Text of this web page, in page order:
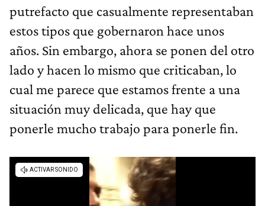
putrefacto que casualmente representaban
estos tipos que gobernaron hace unos
años. Sin embargo, ahora se ponen del otro
lado y hacen lo mismo que criticaban, lo
cual me parece que estamos frente a una
situación muy delicada, que hay que
ponerle mucho trabajo para ponerle fin.